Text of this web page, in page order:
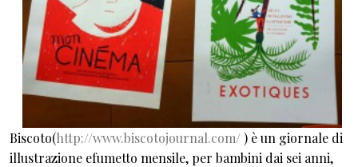
Biscoto(http://www.biscotojournal.com/) è un giornale di
illustrazione efumetto mensile, per bambini dai sei anni,